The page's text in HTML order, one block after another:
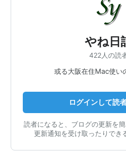
やね日
422人の読
或る大阪在住Mac使い
ログインして読
読者になると、ブログの更新を簡
更新通知を受け取ったりでき